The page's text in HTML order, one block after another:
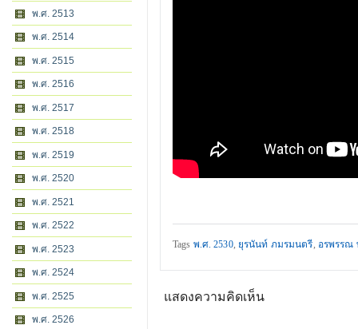
พ.ศ. 2513
พ.ศ. 2514
พ.ศ. 2515
พ.ศ. 2516
พ.ศ. 2517
พ.ศ. 2518
พ.ศ. 2519
พ.ศ. 2520
พ.ศ. 2521
พ.ศ. 2522
พ.ศ. 2523
พ.ศ. 2524
พ.ศ. 2525
พ.ศ. 2526
Tags พ.ศ. 2530, ยุรนันท์ ภมรมนตรี อรพรรณ
แสดงความคิดเห็น